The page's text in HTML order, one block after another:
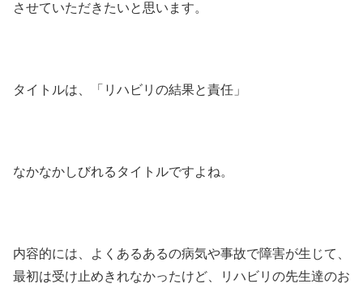
させていただきたいと思います。
タイトルは、「リハビリの結果と責任」
なかなかしびれるタイトルですよね。
内容的には、よくあるあるの病気や事故で障害が生じて、
最初は受け止めきれなかったけど、リハビリの先生達のお